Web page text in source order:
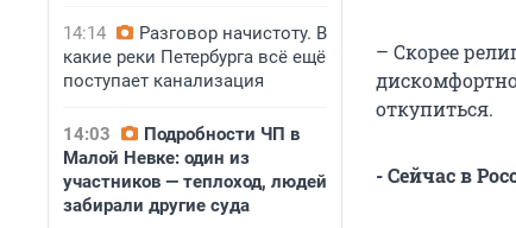
14:14
Разговор начистоту. В
какие реки Петербурга всё ещё
поступает канализация
14:03
Подробности ЧП в
Малой Невке: один из
участников — теплоход, людей
забирали другие суда
– Скорее
откупиться.
- Сейчас в